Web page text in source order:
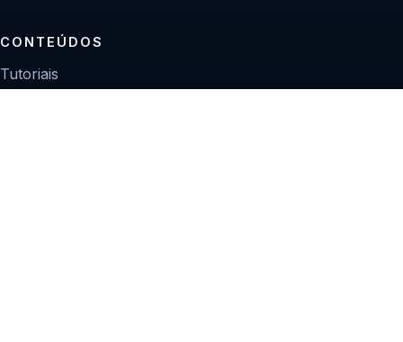
CONTEÚDOS
Tutoriais